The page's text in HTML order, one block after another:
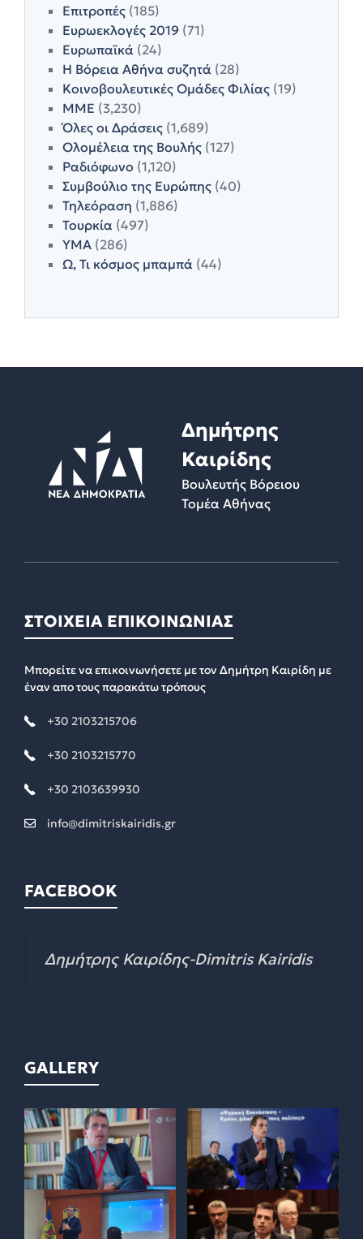
Επιτροπές (185)
Ευρωεκλογές 2019 (71)
Ευρωπαϊκά (24)
Η Βόρεια Αθήνα συζητά (28)
Κοινοβουλευτικές Ομάδες Φιλίας (19)
ΜΜΕ (3,230)
Όλες οι Δράσεις (1,689)
Ολομέλεια της Βουλής (127)
Ραδιόφωνο (1,120)
Συμβούλιο της Ευρώπης (40)
Τηλεόραση (1,886)
Τουρκία (497)
ΥΜΑ (286)
Ω, Τι κόσμος μπαμπά (44)
Δημήτρης
Καιρίδης
Βουλευτής Βόρειου
Τομέα Αθήνας
ΣΤΟΙΧΕΙΑ ΕΠΙΚΟΙΝΩΝΙΑΣ
Μπορείτε να επικοινωνήσετε με τον Δημήτρη Καιρίδη με
έναν απο τους παρακάτω τρόπους
+30 2103215706
+30 2103215770
+30 2103639930
info@dimitriskairidis.gr
FACEBOOK
Δημήτρης Καιρίδης-Dimitris Kairidis
GALLERY